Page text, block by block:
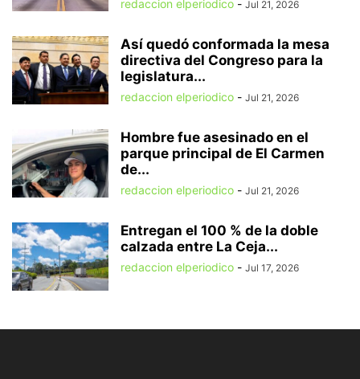
redaccion elperiodico - Jul 21, 2026
Así quedó conformada la mesa
directiva del Congreso para la
legislatura...
redaccion elperiodico - Jul 21, 2026
Hombre fue asesinado en el
parque principal de El Carmen
de...
redaccion elperiodico - Jul 21, 2026
Entregan el 100 % de la doble
calzada entre La Ceja...
redaccion elperiodico - Jul 17, 2026